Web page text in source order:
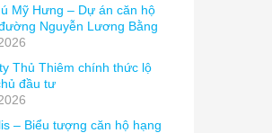
Mỹ Hưng – Dự án căn hộ
Nguyễn Lương Bằng
Thủ Thiêm chính thức lộ
đầu tư
– Biểu tượng căn hộ hạng